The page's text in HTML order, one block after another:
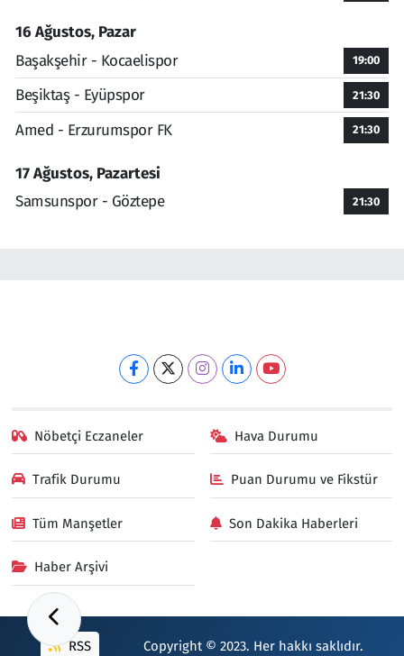
16 Ağustos, Pazar
Başakşehir - Kocaelispor
19:00
Beşiktaş - Eyüpspor 21:30
Amed - Erzurumspor FK 21:30
17 Ağustos, Pazartesi
Samsunspor - Göztepe
21:30
Nöbetçi Eczaneler Hava Durumu
Trafik Durumu Puan Durumu ve Fikstür
Tüm Manşetler Son Dakika Haberleri
Haber Arşivi
RSS Copyright © 2023. Her hakkı saklıdır.